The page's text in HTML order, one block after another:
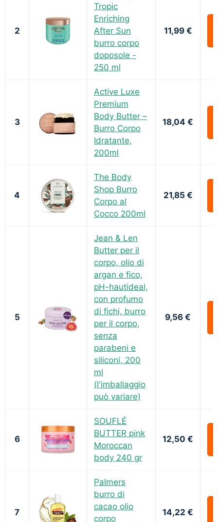
2
Tropic
Enriching
After Sun
burro corpo
doposole -
250 ml
11,99 €
3
Active Luxe
Premium
Body Butter –
Burro Corpo
Idratante,
200ml
18,04 €
4
The Body
Shop Burro
Corpo al
Cocco 200ml
21,85 €
5
Jean & Len
Butter per il
corpo, olio di
argan e fico,
pH-hautideal,
con profumo
di fichi, burro
per il corpo,
senza
parabeni e
siliconi, 200
ml
(l'imballaggio
può variare)
9,56 €
6
SOUFLÉ
BUTTER pink
Moroccan
body 240 gr
12,50 €
7
Palmers
burro di
cacao olio
corpo
14,22 €